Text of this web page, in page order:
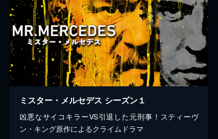
ミスター・メルセデス シーズン１
凶悪なサイコキラーVS引退した元刑事！スティーヴ
ン・キング原作によるクライムドラマ